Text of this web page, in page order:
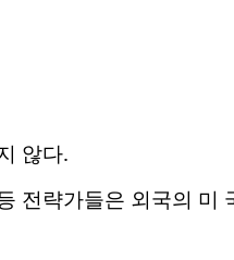
않다.
전략가들은 외국의 미